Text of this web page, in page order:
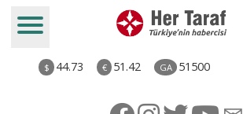
$ 44.73 € 51.42 GA 51500